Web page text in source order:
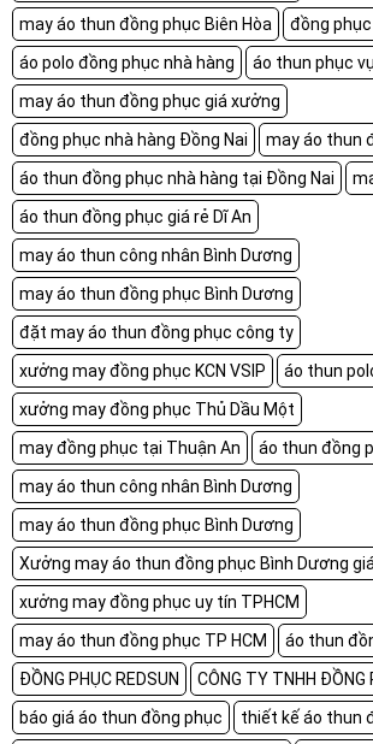
may áo thun đồng phục Biên Hòa
đồng
áo polo đồng phục nhà hàng
áo thun phục
may áo thun đồng phục giá xưởng
đồng phục nhà hàng Đồng Nai
may áo thun
áo thun đồng phục nhà hàng tại Đồng Nai
áo thun đồng phục giá rẻ Dĩ An
may áo thun công nhân Bình Dương
may áo thun đồng phục Bình Dương
đặt may áo thun đồng phục công ty
xưởng may đồng phục KCN VSIP
áo thun
xưởng may đồng phục Thủ Dầu Một
may đồng phục tại Thuận An
áo thun đồng
may áo thun công nhân Bình Dương
may áo thun đồng phục Bình Dương
Xưởng may áo thun đồng phục Bình Dương
xưởng may đồng phục uy tín TPHCM
may áo thun đồng phục TP HCM
áo thun
ĐỒNG PHỤC REDSUN
CÔNG TY TNHH ĐỒNG
báo giá áo thun đồng phục
thiết kế áo thun